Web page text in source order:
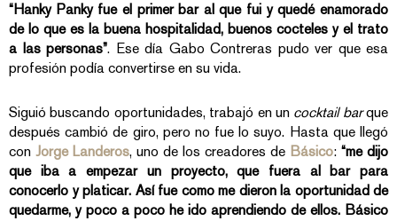
“Hanky Panky fue el primer bar al que fui y quedé enamorado
de lo que es la buena hospitalidad, buenos cocteles y el trato
a las personas”. Ese día Gabo Contreras pudo ver que esa
profesión podía convertirse en su vida.
Siguió buscando oportunidades, trabajó en un cocktail barque
después cambió de giro, pero no fue lo suyo. Hasta que llegó
con Jorge Landeros, uno de los creadores de Básico: “me dijo
que iba a empezar un proyecto, que fuera al bar para
conocerlo y platicar. Así fue como me dieron la oportunidad de
quedarme, y poco a poco he ido aprendiendo de ellos. Básico